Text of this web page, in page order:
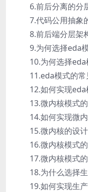
6.前后分离的分
7.代码公用抽象
8.前后端分层架
9.为何选择eda
10.为何选择eda
11.eda模式的常
12.如何实现
13.微内核模式
14.如何实现微
15.微内核的设
16.微内核模式
17.微内核模式
18.为什么选择
19.如何实现生